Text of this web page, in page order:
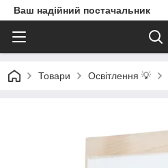
Ваш надійний постачальник
Товари Освітлення 💡